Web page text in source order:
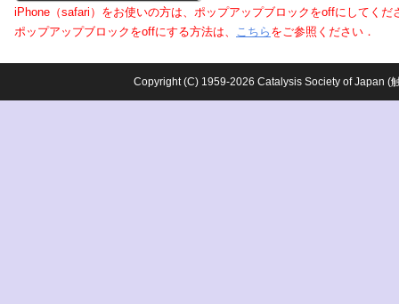
iPhone（safari）をお使いの方は、ポップアップブロックをoffにしてくだ
ポップアップブロックをoffにする方法は、 こちら をご参照ください．
Copyright (C) 1959-2026 Catalysis Society of Japan (